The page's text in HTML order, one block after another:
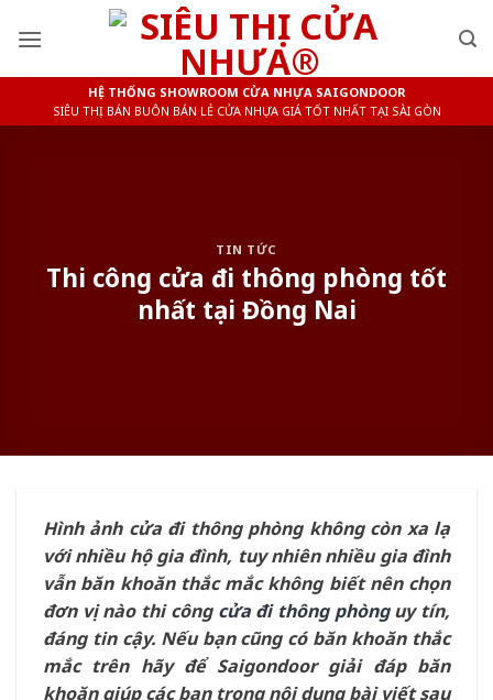
HỆ THỐNG SHOWROOM CỬA NHỰA SAIGONDOOR
SIÊU THỊ BÁN BUÔN BÁN LẺ CỬA NHỰA GIÁ TỐT NHẤT TẠI SÀI GÒN
TIN TỨC
Thi công cửa đi thông phòng tốt
nhất tại Đồng Nai
Hình ảnh cửa đi thông phòng không còn xa lạ
với nhiều hộ gia đình, tuy nhiên nhiều gia đình
vẫn băn khoăn thắc mắc không biết nên chọn
đơn vị nào thi công cửa đi thông phònguy tín,
đáng tin cậy. Nếu bạn cũng có băn khoăn thắc
mắc trên hãy để Saigondoor giải đáp băn
khoăn giúp các bạn trong nội dung bài viết sau